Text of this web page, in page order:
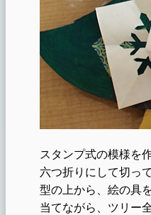
スタンプ式の模様を
六つ折りにして切っ
型の上から、絵の具
当てながら、ツリー